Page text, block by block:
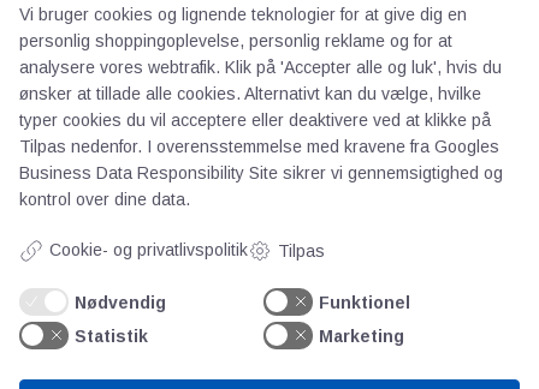
Videncentre
Teknologisk Institut
Bitva
Videncentre
Litteratur
Ståbi
Værd at besøge
Vi bruger cookies og lignende teknologier for at give dig en
personlig shoppingoplevelse, personlig reklame og for at
analysere vores webtrafik. Klik på 'Accepter alle og luk', hvis du
ønsker at tillade alle cookies. Alternativt kan du vælge, hvilke
typer cookies du vil acceptere eller deaktivere ved at klikke på
Tilpas nedenfor. I overensstemmelse med kravene fra Googles
Business Data Responsibility Site sikrer vi gennemsigtighed og
kontrol over dine data.
Cookie- og privatlivspolitik Tilpas
Nødvendig
Funktionel
Statistik
Marketing